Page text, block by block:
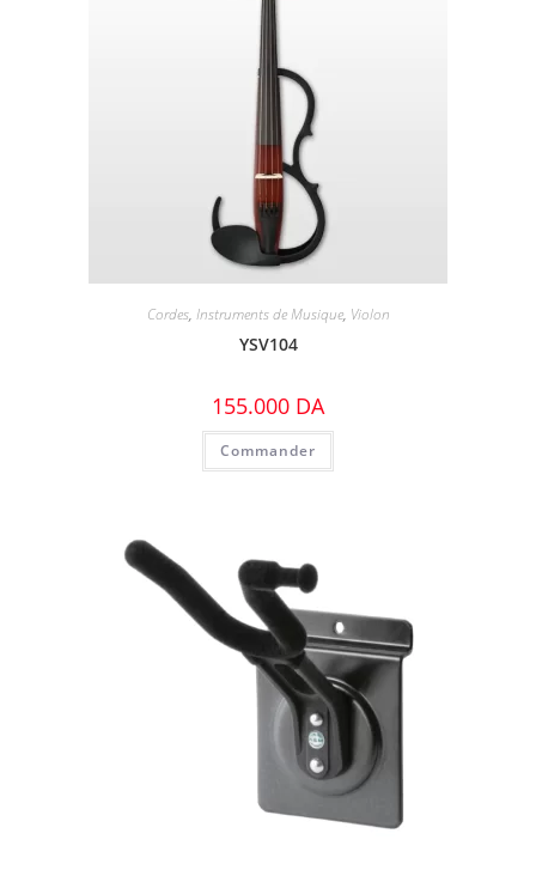
Cordes, Instruments de Musique, Violon
YSV104
155.000 DA
Commander